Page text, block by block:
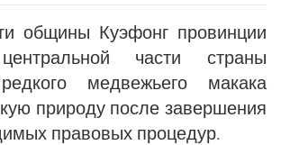
общины Куэфонг провинции
части страны
медвежьего макака
природу после завершения
правовых процедур.